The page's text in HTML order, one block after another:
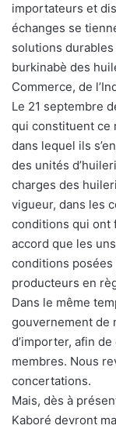
importateurs et
échanges se
solutions
burkinabè des
Commerce, de
Le 21 septembre
qui constituent ce
dans lequel ils
des unités
charges des
vigueur, dans les
conditions qui ont
accord que les
conditions
producteurs en
Dans le même
gouvernement de
d’importer, afin
membres. Nous
concertations.
Mais, dès à
Kaboré devront